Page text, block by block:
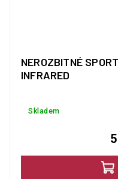
NEROZBITNÉ
INFRARED
Skladem